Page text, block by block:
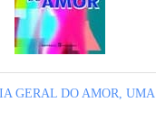
GERAL DO AMOR, UMA